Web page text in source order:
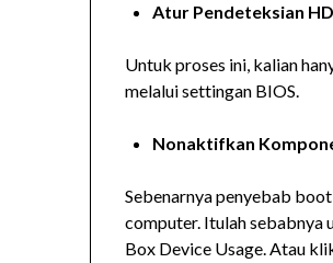
Atur Pendeteksian
Untuk proses ini, kalian
melalui settingan BIOS.
Nonaktifkan
Sebenarnya penyebab
computer. Itulah sebabnya
Box Device Usage. Atau